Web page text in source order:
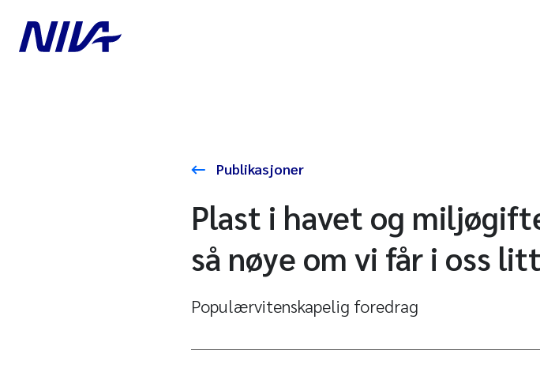
Publikasjoner
Plast i havet og
så nøye om vi får i oss
Populærvitenskapelig foredrag